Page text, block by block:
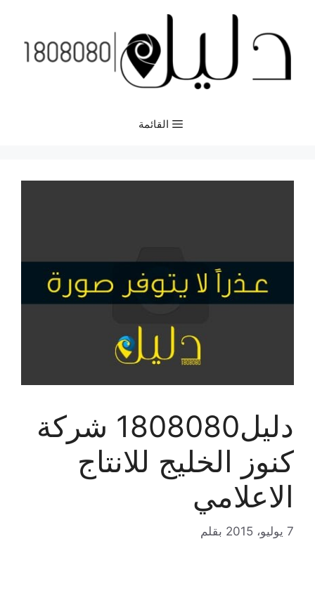
المحتوى
القائمة
دليل1808080 شركة
كنوز الخليج للانتاج
الاعلامي
7 يوليو، 2015 بقلم